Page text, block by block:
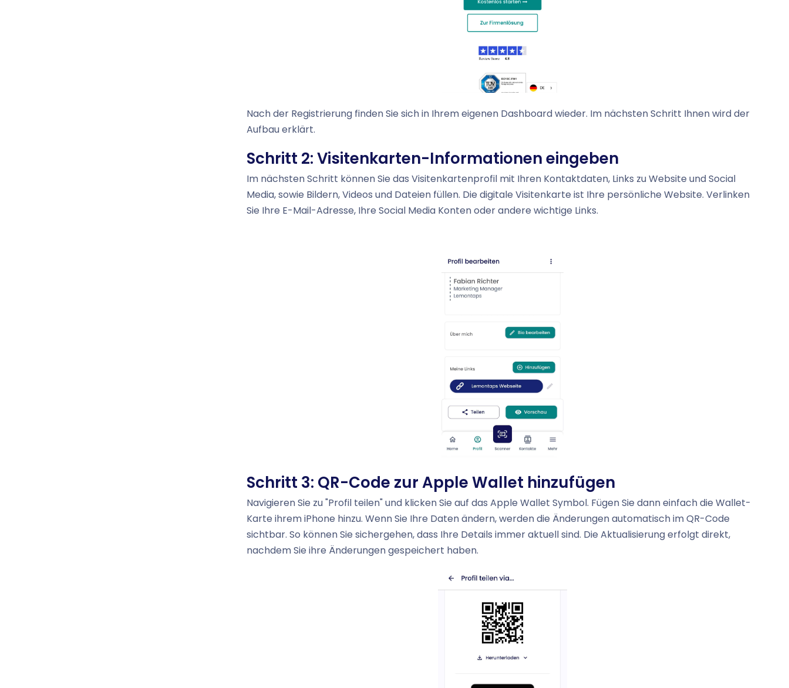
Nach der Registrierung finden Sie sich in Ihrem eigenen Dashboard wieder. Im nächsten Schritt Ihnen wird der
Aufbau erklärt.
Schritt 2: Visitenkarten-Informationen eingeben
Im nächsten Schritt können Sie das Visitenkartenprofil mit Ihren Kontaktdaten, Links zu Website und Social
Media, sowie Bildern, Videos und Dateien füllen. Die digitale Visitenkarte ist Ihre persönliche Website. Verlinken
Sie Ihre E-Mail-Adresse, Ihre Social Media Konten oder andere wichtige Links.
Schritt 3: QR-Code zur Apple Wallet hinzufügen
Navigieren Sie zu "Profil teilen" und klicken Sie auf das Apple Wallet Symbol. Fügen Sie dann einfach die Wallet-
Karte ihrem iPhone hinzu. Wenn Sie Ihre Daten ändern, werden die Änderungen automatisch im QR-Code
sichtbar. So können Sie sichergehen, dass Ihre Details immer aktuell sind. Die Aktualisierung erfolgt direkt,
nachdem Sie ihre Änderungen gespeichert haben.